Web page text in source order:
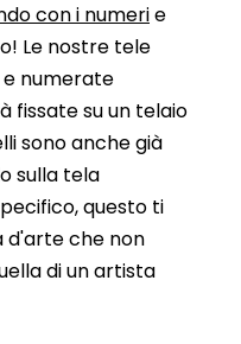
con i numerie
Le nostre tele
numerate
fissate su un telaio
sono anche già
sulla tela
questo ti
d'arte che non
di un artista